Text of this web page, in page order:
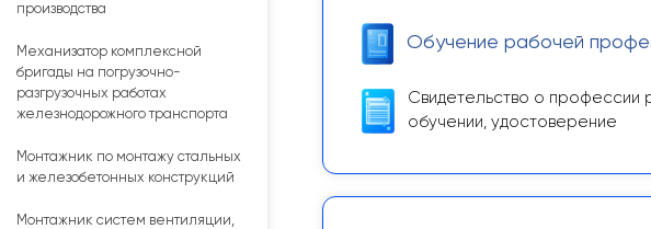
производства
Механизатор комплексной
бригады на погрузочно-
разгрузочных работах
железнодорожного транспорта
Монтажник по монтажу стальных
и железобетонных конструкций
Монтажник систем вентиляции,
Обучение рабочей
Свидетельство о профессии
обучении, удостоверение